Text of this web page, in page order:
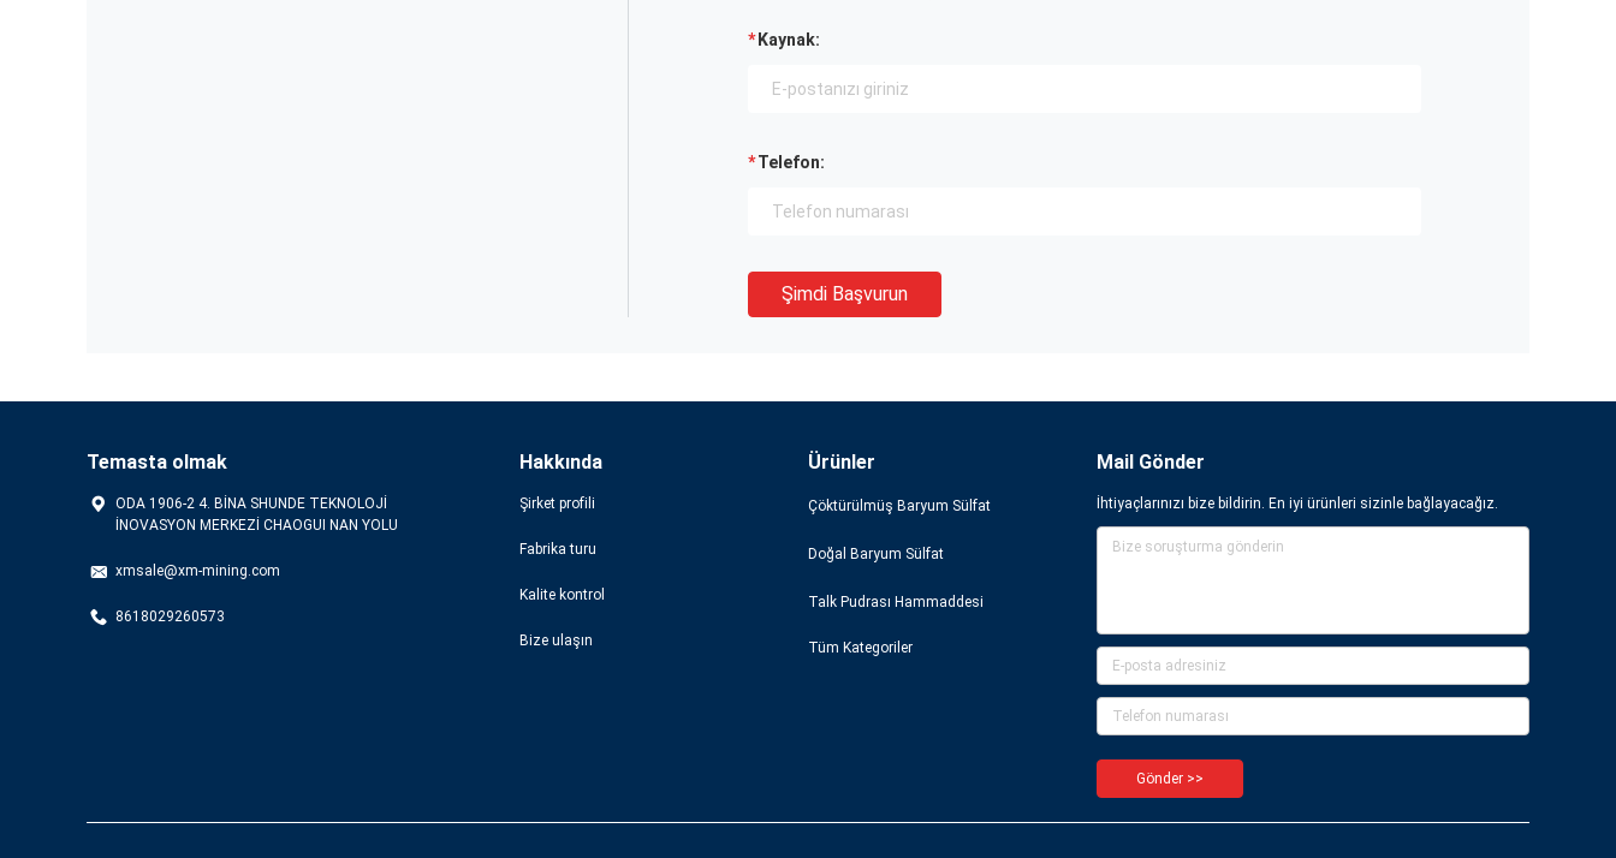
Kaynak:
Telefon:
Şimdi Başvurun
Temasta olmak
ODA 1906-2 4. BİNA SHUNDE TEKNOLOJİ
İNOVASYON MERKEZİ CHAOGUI NAN YOLU
xmsale@xm-mining.com
8618029260573
Hakkında
Şirket profili
Fabrika turu
Kalite kontrol
Bize ulaşın
Ürünler
Çöktürülmüş Baryum Sülfat
Doğal Baryum Sülfat
Talk Pudrası Hammaddesi
Tüm Kategoriler
Mail Gönder
İhtiyaçlarınızı bize bildirin. En iyi ürünleri sizinle bağlayacağız.
Gönder >>